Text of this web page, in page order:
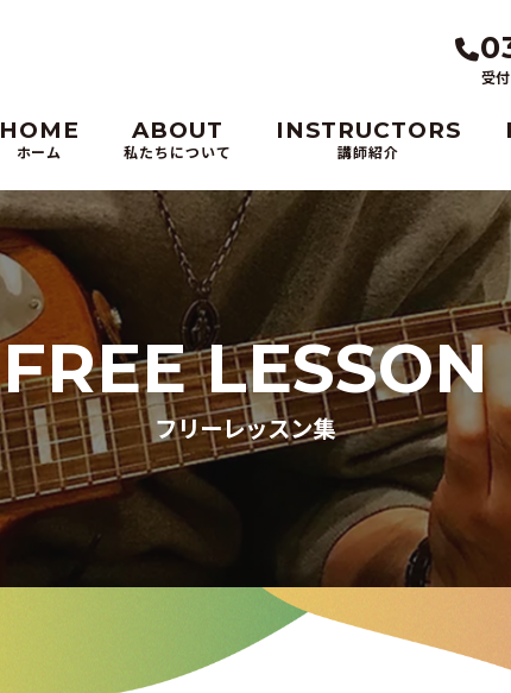
受
HOME
ホーム
ABOUT
私たちについて
INSTRUCTORS
講師紹介
FREE LESSON
フリーレッスン集